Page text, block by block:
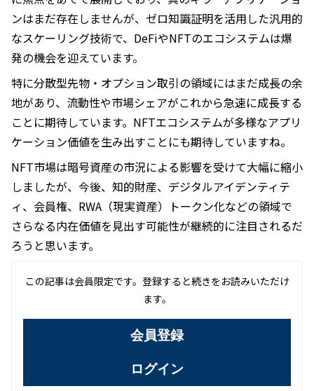
ンはまだ存在しませんが、ゼロ知識証明を活用した汎用的
なスケーリング技術で、DeFiやNFTのエコシステムは爆
発の機会を迎えています。
特に分散型先物・オプション取引の領域にはまだ成長の余
地があり、流動性や市場シェアがこれから急速に成長する
ことに期待しています。NFTエコシステムが多様なアプリ
ケーション価値を生み出すことにも期待していますね。
NFT市場は暗号資産の市況による影響を受けて大幅に縮小
しましたが、今後、知的財産、デジタルアイデンティテ
ィ、会員権、RWA（現実資産）トークン化などの領域で
さらなる内在価値を見出す可能性が継続的に注目されるだ
ろうと思います。
この記事は会員限定です。登録すると続きをお読みいただけ
ます。
会員登録
ログイン